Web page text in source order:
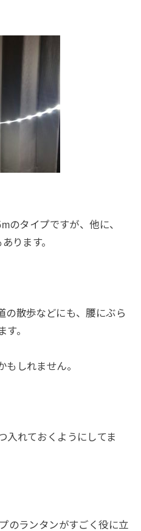
のタイプですが、他に、
ります。
の散歩などにも、腰にぶら
。
もしれません。
入れておくようにしてま
のランタンがすごく役に立